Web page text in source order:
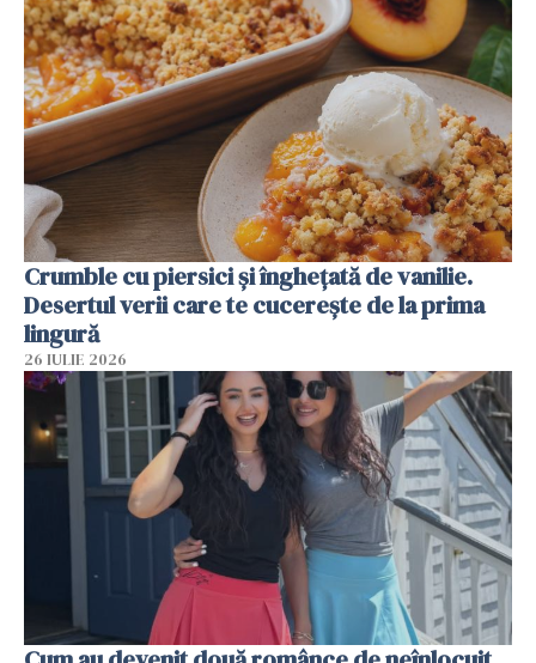
Crumble cu piersici și înghețată de vanilie.
Desertul verii care te cucerește de la prima
lingură
26 IULIE 2026